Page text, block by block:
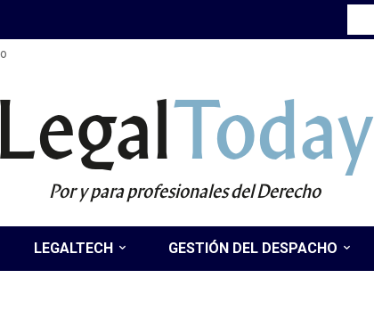
LegalToday
Por y para profesionales del Derecho
LEGALTECH GESTIÓN DEL DESPACHO